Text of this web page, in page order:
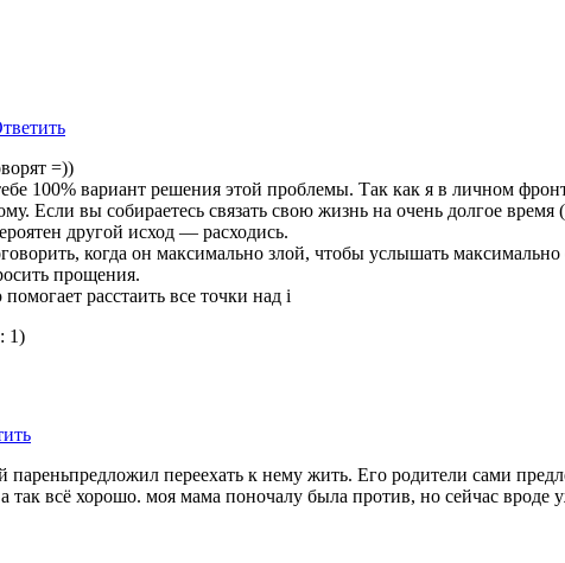
=))
100% вариант решения этой проблемы. Так как я в личном
Если вы собираетесь связать свою жизнь на очень долгое
другой исход — расходись.
когда он максимально злой, чтобы услышать
прощения.
расстаить все точки над i
1)
переехать к нему жить. Его родители сами
так всё хорошо. моя мама поночалу была против, но сейчас вроде